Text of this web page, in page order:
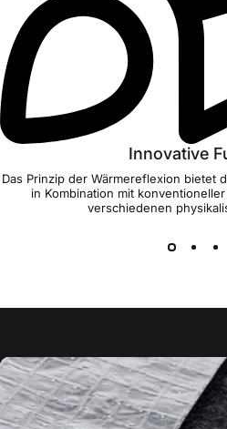
Innovative
Das Prinzip der Wärmereflexion bietet
in Kombination mit
verschiedenen